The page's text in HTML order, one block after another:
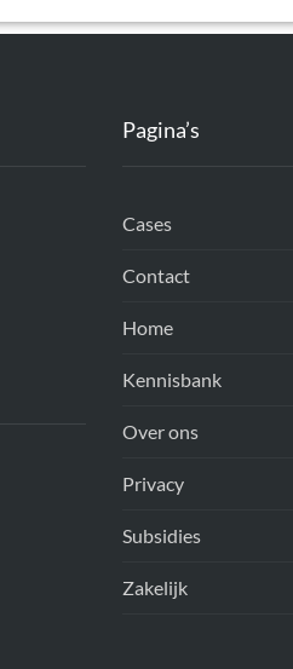
Pagina’s
Cases
Contact
Home
Kennisbank
Over ons
Privacy
Subsidies
Zakelijk